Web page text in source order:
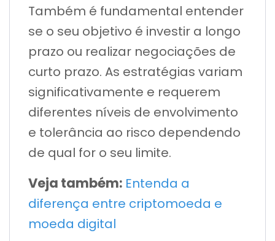
Também é fundamental entender
se o seu objetivo é investir a longo
prazo ou realizar negociações de
curto prazo. As estratégias variam
significativamente e requerem
diferentes níveis de envolvimento
e tolerância ao risco dependendo
de qual for o seu limite.
Veja também: Entenda a
diferença entre criptomoeda e
moeda digital